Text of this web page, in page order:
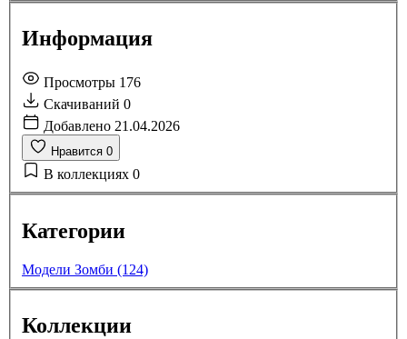
Информация
Просмотры 176
Скачиваний 0
Добавлено 21.04.2026
Нравится 0
В коллекциях 0
Категории
Модели Зомби (124)
Коллекции